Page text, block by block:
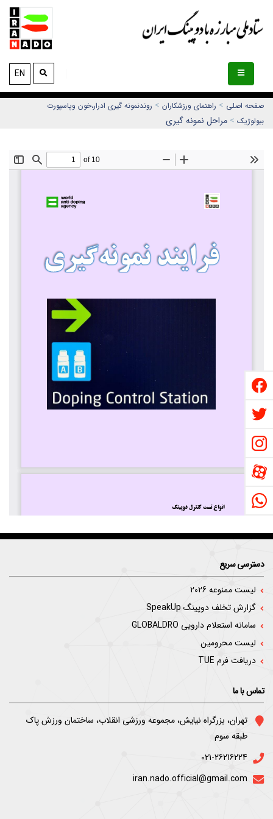
EN
صفحه اصلی > راهنمای ورزشکاران > روندنمونه گیری ادرار،خون وپاسپورت
بیولوژیک > مراحل نمونه گیری
دسترسی سریع
لیست ممنوعه 2026
گزارش تخلف دوپینگ SpeakUp
سامانه استعلام دارویی GLOBALDRO
لیست محرومین
دریافت فرم TUE
تماس با ما
ﺗﻬﺮان، ﺑﺰرﮔﺮاه ﻧﯿﺎﯾﺶ، ﻣﺠﻤﻮﻋﻪ ورزﺷﯽ اﻧﻘﻼب، ﺳﺎﺧﺘﻤﺎن ورزش ﭘﺎک
ﻃﺒﻘﻪ ﺳﻮم
021-26216224
iran.nado.official@gmail.com